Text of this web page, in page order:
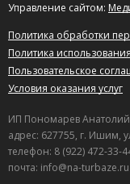
Управление сайтом:
Политика обработки
Политика
Пользовательское
Условия оказания услуг
ИП Пономарев
адрес: 627755, г. Ишим,
телефон: 8 (922) 472-33-
почта: info@na-turbaze.ru